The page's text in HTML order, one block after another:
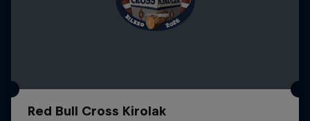
Red Bull Cross Kirolak